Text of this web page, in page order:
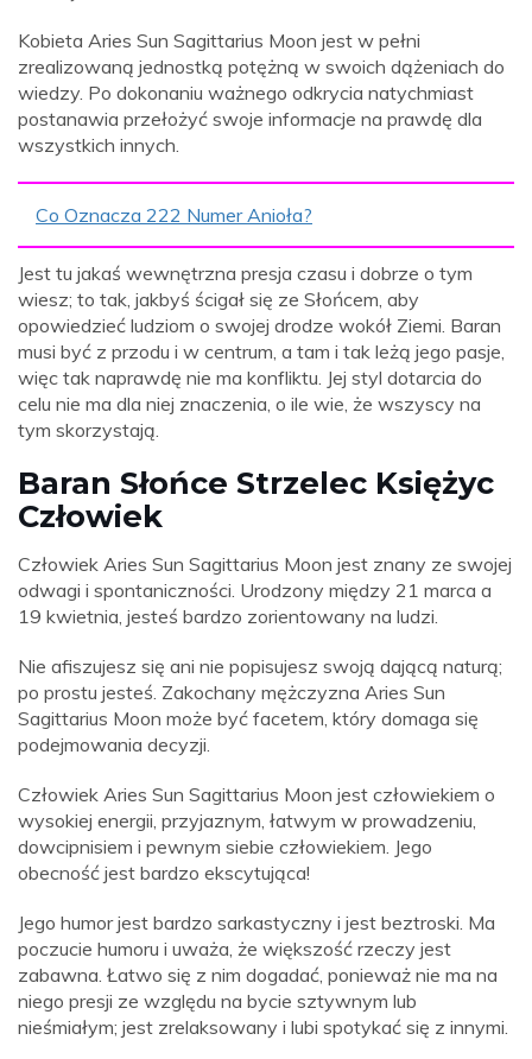
Kobieta Aries Sun Sagittarius Moon jest w pełni
zrealizowaną jednostką potężną w swoich dążeniach do
wiedzy. Po dokonaniu ważnego odkrycia natychmiast
postanawia przełożyć swoje informacje na prawdę dla
wszystkich innych.
Co Oznacza 222 Numer Anioła?
Jest tu jakaś wewnętrzna presja czasu i dobrze o tym
wiesz; to tak, jakbyś ścigał się ze Słońcem, aby
opowiedzieć ludziom o swojej drodze wokół Ziemi. Baran
musi być z przodu i w centrum, a tam i tak leżą jego pasje,
więc tak naprawdę nie ma konfliktu. Jej styl dotarcia do
celu nie ma dla niej znaczenia, o ile wie, że wszyscy na
tym skorzystają.
Baran Słońce Strzelec Księżyc
Człowiek
Człowiek Aries Sun Sagittarius Moon jest znany ze swojej
odwagi i spontaniczności. Urodzony między 21 marca a
19 kwietnia, jesteś bardzo zorientowany na ludzi.
Nie afiszujesz się ani nie popisujesz swoją dającą naturą;
po prostu jesteś. Zakochany mężczyzna Aries Sun
Sagittarius Moon może być facetem, który domaga się
podejmowania decyzji.
Człowiek Aries Sun Sagittarius Moon jest człowiekiem o
wysokiej energii, przyjaznym, łatwym w prowadzeniu,
dowcipnisiem i pewnym siebie człowiekiem. Jego
obecność jest bardzo ekscytująca!
Jego humor jest bardzo sarkastyczny i jest beztroski. Ma
poczucie humoru i uważa, że ​​większość rzeczy jest
zabawna. Łatwo się z nim dogadać, ponieważ nie ma na
niego presji ze względu na bycie sztywnym lub
nieśmiałym; jest zrelaksowany i lubi spotykać się z innymi.